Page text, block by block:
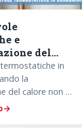
e
del
in
la
del calore non e
dimostrarlo
→